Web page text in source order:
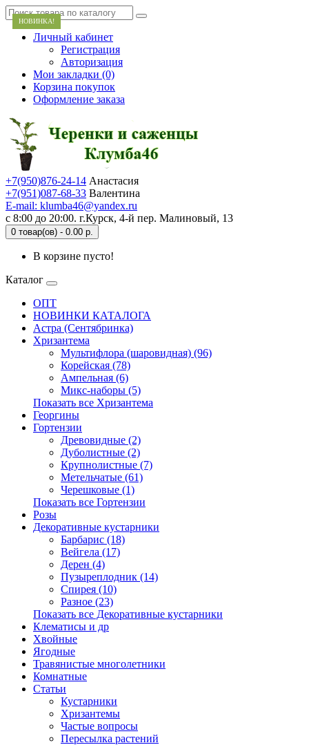
Личный кабинет
Регистрация
Авторизация
Мои закладки (0)
Корзина покупок
Оформление заказа
+7(950)876-24-14 Анастасия
+7(951)087-68-33 Валентина
E-mail: klumba46@yandex.ru
с 8:00 до 20:00. г.Курск, 4-й пер. Малиновый, 13
0 товар(ов) - 0.00 р.
В корзине пусто!
Каталог
ОПТ
НОВИНКИ КАТАЛОГА
Астра (Сентябринка)
Хризантема
Мультифлора (шаровидная) (96)
Корейская (78)
Ампельная (6)
Микс-наборы (5)
Показать все Хризантема
Георгины
Гортензии
Древовидные (2)
Дуболистные (2)
Крупнолистные (7)
Метельчатые (61)
Черешковые (1)
Показать все Гортензии
Розы
Декоративные кустарники
Барбарис (18)
Вейгела (17)
Дерен (4)
Пузыреплодник (14)
Спирея (10)
Разное (23)
Показать все Декоративные кустарники
Клематисы и др
Хвойные
Ягодные
Травянистые многолетники
Комнатные
Статьи
Кустарники
Хризантемы
Частые вопросы
Пересылка растений
НОВИНКА!